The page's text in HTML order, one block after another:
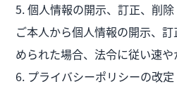
5. 個人情報の開示、訂正、削除
ご本人から個人情報の開示、
められた場合、法令に従い速や
6. プライバシーポリシーの改定